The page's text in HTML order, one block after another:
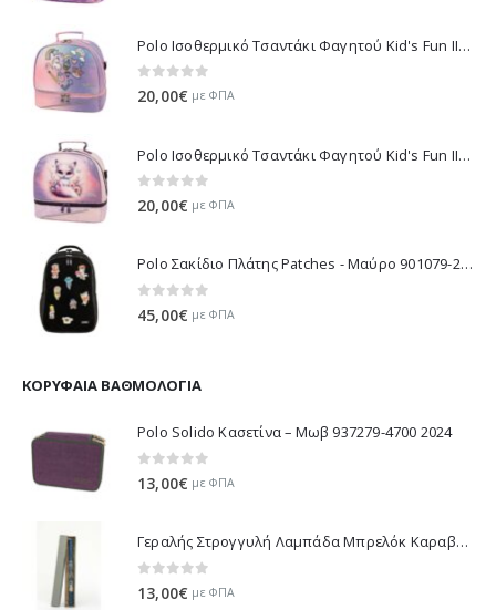
Polo Ισοθερμικό Τσαντάκι Φαγητού Kid's Fun II - Μωβ 971003-8420 2026
0 out of 5
20,00€ με ΦΠΑ
Polo Ισοθερμικό Τσαντάκι Φαγητού Kid's Fun II - Λιλά 971003-8425 2026
0 out of 5
20,00€ με ΦΠΑ
Polo Σακίδιο Πλάτης Patches - Μαύρο 901079-2000 2026
0out of 5
45,00€ με ΦΠΑ
ΚΟΡΥΦΑΊΑ ΒΑΘΜΟΛΟΓΊΑ
Polo Solido Κασετίνα – Μωβ 937279-4700 2024
0out of 5
13,00€ με ΦΠΑ
Γεραλής Στρογγυλή Λαμπάδα Μπρελόκ Καραβάκι - Μπλε 114-2 2025
0out of 5
13,00€ με ΦΠΑ